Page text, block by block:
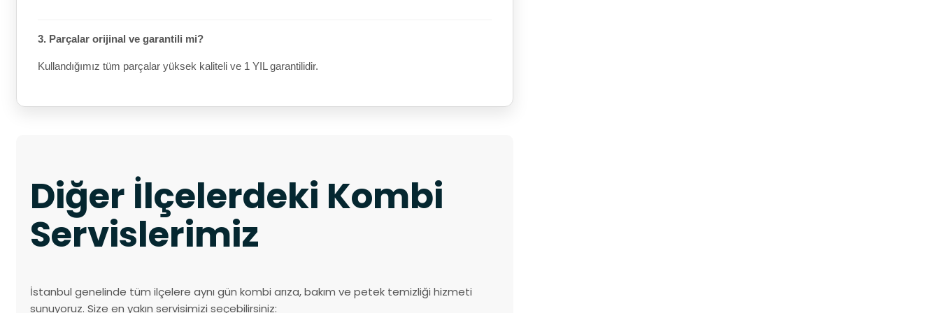
3. Parçalar orijinal ve garantili mi?
Kullandığımız tüm parçalar yüksek kaliteli ve 1 YIL garantilidir.
Diğer İlçelerdeki Kombi
Servislerimiz
İstanbul genelinde tüm ilçelere aynı gün kombi arıza, bakım ve petek temizliği hizmeti
sunuyoruz. Size en yakın servisimizi seçebilirsiniz: